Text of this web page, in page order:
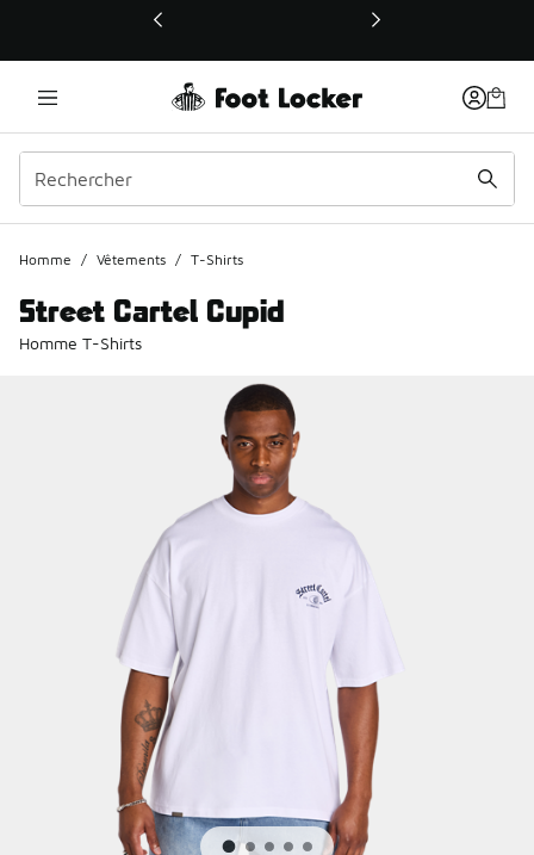
Ce lien ouvrira une nouvelle fenêtre
Homme / Vêtements / T-Shirts
Street Cartel Cupid
Homme T-Shirts